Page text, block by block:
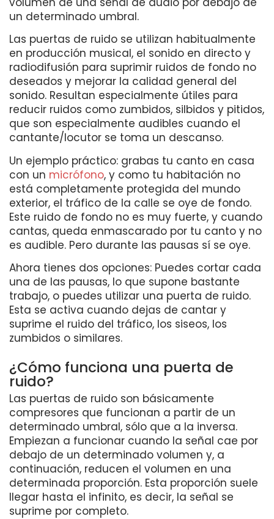
un determinado umbral.
Las puertas de ruido se utilizan habitualmente
en producción musical, el sonido en directo y
radiodifusión para suprimir ruidos de fondo no
deseados y mejorar la calidad general del
sonido. Resultan especialmente útiles para
reducir ruidos como zumbidos, silbidos y pitidos,
que son especialmente audibles cuando el
cantante/locutor se toma un descanso.
Un ejemplo práctico: grabas tu canto en casa
con un micrófono, y como tu habitación no
está completamente protegida del mundo
exterior, el tráfico de la calle se oye de fondo.
Este ruido de fondo no es muy fuerte, y cuando
cantas, queda enmascarado por tu canto y no
es audible. Pero durante las pausas sí se oye.
Ahora tienes dos opciones: Puedes cortar cada
una de las pausas, lo que supone bastante
trabajo, o puedes utilizar una puerta de ruido.
Esta se activa cuando dejas de cantar y
suprime el ruido del tráfico, los siseos, los
zumbidos o similares.
¿Cómo funciona una puerta de
ruido?
Las puertas de ruido son básicamente
compresores que funcionan a partir de un
determinado umbral, sólo que a la inversa.
Empiezan a funcionar cuando la señal cae por
debajo de un determinado volumen y, a
continuación, reducen el volumen en una
determinada proporción. Esta proporción suele
llegar hasta el infinito, es decir, la señal se
suprime por completo.